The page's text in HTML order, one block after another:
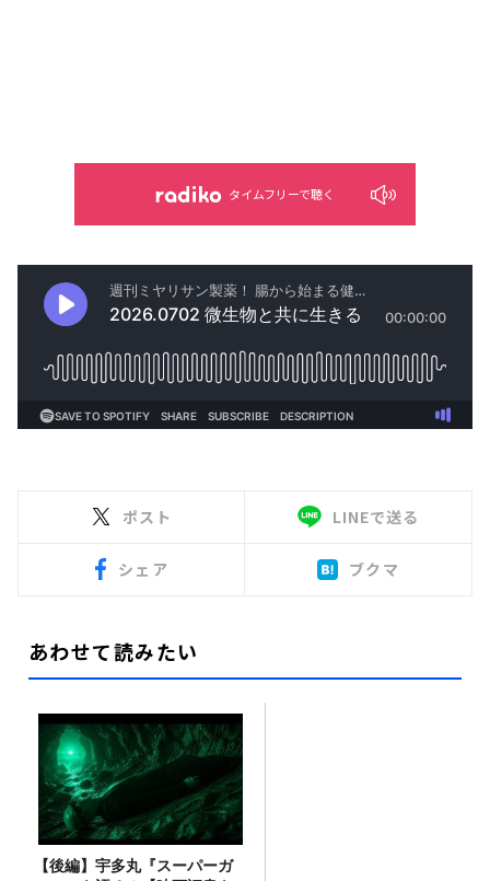
タイムフリーで聴く
ポスト LINEで送る
シェア ブクマ
あわせて読みたい
【後編】宇多丸『スーパーガ